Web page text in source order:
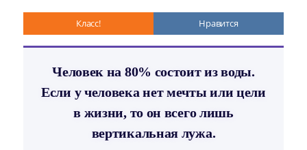
Класс! Нравится
Человек на 80% состоит из воды.
Если у человека нет мечты или цели
в жизни, то он всего лишь
вертикальная лужа.